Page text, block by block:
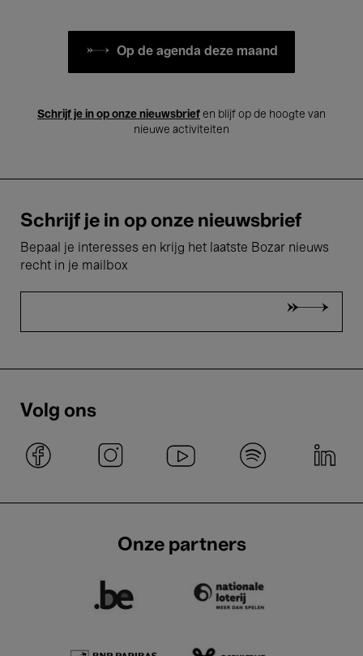
Op de agenda deze maand
Schrijf je in op onze nieuwsbrief en blijf op de hoogte van
nieuwe activiteiten
Schrijf je in op onze nieuwsbrief
Bepaal je interesses en krijg het laatste Bozar nieuws
recht in je mailbox
Volg ons
Onze partners